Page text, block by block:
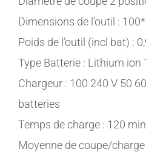
Dimensions de l’outil :
Poids de l’outil (incl bat) :
Type Batterie : Lithium ion
Chargeur : 100 240 V 50
batteries
Temps de charge : 120
Moyenne de coupe/